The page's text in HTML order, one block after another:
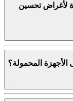
لأغراض تحسين
الأجهزة المحمولة؟